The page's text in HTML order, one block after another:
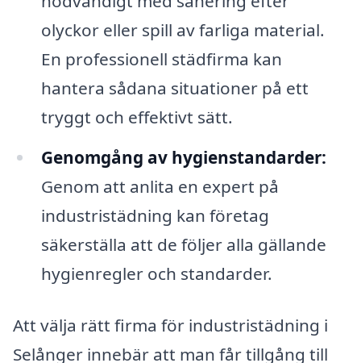
olyckor eller spill av farliga material.
En professionell städfirma kan
hantera sådana situationer på ett
tryggt och effektivt sätt.
Genomgång av hygienstandarder:
Genom att anlita en expert på
industristädning kan företag
säkerställa att de följer alla gällande
hygienregler och standarder.
Att välja rätt firma för industristädning i
Selånger innebär att man får tillgång till